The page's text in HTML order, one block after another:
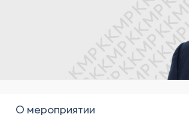
О мероприятии